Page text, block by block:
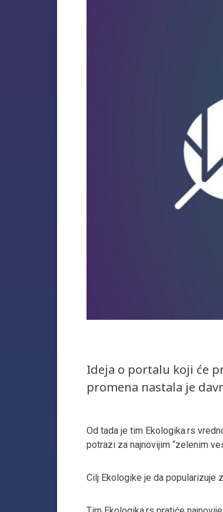
Ideja o portalu koji će
promena nastala je
Od tada je tim Ekologika.rs
potrazi za najnovijim “zelenim
Cilj Ekologike je da popularizuje